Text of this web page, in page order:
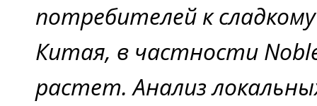
потребителей к
Китая, в частности
растет. Анализ